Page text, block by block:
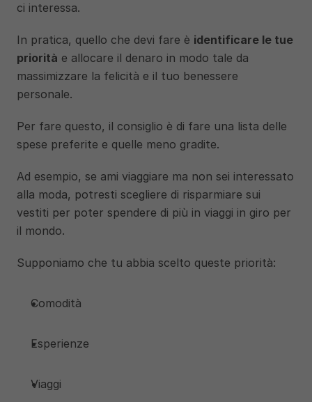
ci interessa.
In pratica, quello che devi fare è identificare le tue
priorità e allocare il denaro in modo tale da
massimizzare la felicità e il tuo benessere
personale.
Per fare questo, il consiglio è di fare una lista delle
spese preferite e quelle meno gradite.
Ad esempio, se ami viaggiare ma non sei interessato
alla moda, potresti scegliere di risparmiare sui
vestiti per poter spendere di più in viaggi in giro per
il mondo.
Supponiamo che tu abbia scelto queste priorità:
Comodità
Esperienze
Viaggi